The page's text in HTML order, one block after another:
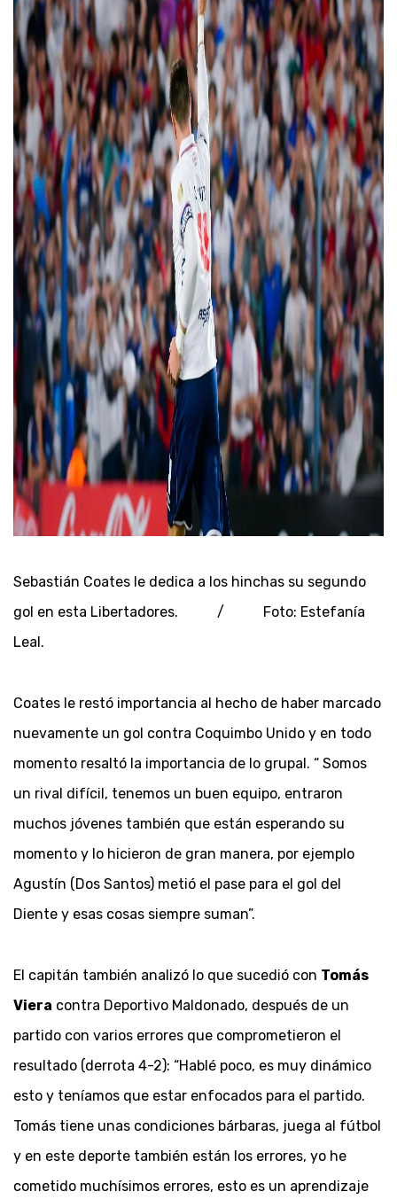
Sebastián Coates le dedica a los hinchas su segundo
gol en esta Libertadores. / Foto: Estefanía
Leal.
Coates le restó importancia al hecho de haber marcado
nuevamente un gol contra Coquimbo Unido y en todo
momento resaltó la importancia de lo grupal. “ Somos
un rival difícil, tenemos un buen equipo, entraron
muchos jóvenes también que están esperando su
momento y lo hicieron de gran manera, por ejemplo
Agustín (Dos Santos) metió el pase para el gol del
Diente y esas cosas siempre suman”.
El capitán también analizó lo que sucedió con Tomás
Viera contra Deportivo Maldonado, después de un
partido con varios errores que comprometieron el
resultado (derrota 4-2): “Hablé poco, es muy dinámico
esto y teníamos que estar enfocados para el partido.
Tomás tiene unas condiciones bárbaras, juega al fútbol
y en este deporte también están los errores, yo he
cometido muchísimos errores, esto es un aprendizaje